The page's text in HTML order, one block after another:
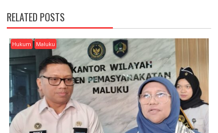
A
V
I
G
A
T
O
N
RELATED POSTS
Hukum Maluku